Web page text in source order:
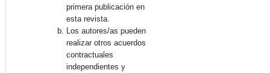
primera publicación en
esta revista.
Los autores/as pueden
realizar otros acuerdos
contractuales
independientes y